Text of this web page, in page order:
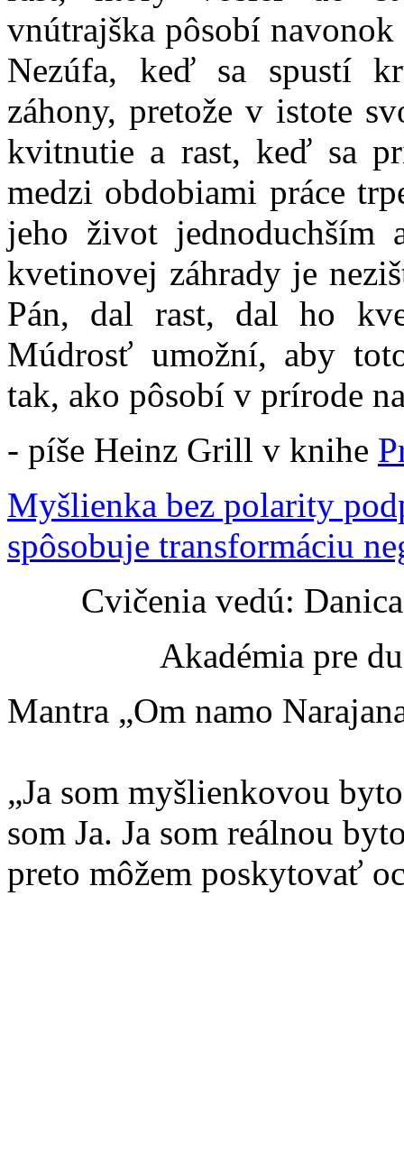
vnútrajška pôsobí
Nezúfa, keď sa spustí
záhony, pretože v istote
kvitnutie a rast, keď sa
medzi obdobiami práce
jeho život jednoduchším
kvetinovej záhrady je
Pán, dal rast, dal ho
Múdrosť umožní, aby
tak, ako pôsobí v prírode
- píše Heinz Grill v knihe
Myšlienka bez polarity
spôsobuje transformáciu
Cvičenia vedú:
Akadémia pre
Mantra „Om namo
„Ja som myšlienkovou
som Ja. Ja som reálnou
preto môžem poskytovať